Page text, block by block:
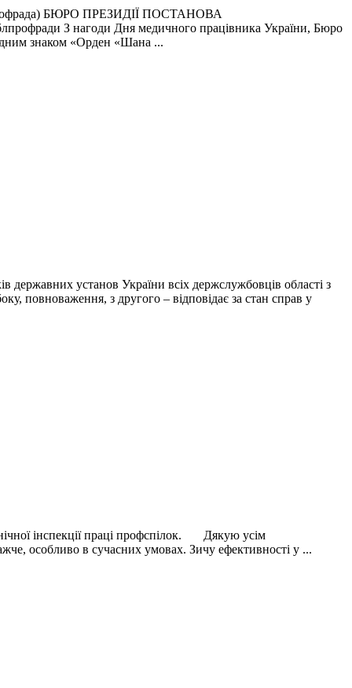
БЮРО ПРЕЗИДІЇ ПОСТАНОВА
З нагоди Дня медичного працівника України, Бюро
знаком «Орден «Шана ...
державних установ України всіх держслужбовців області з
повноваження, з другого – відповідає за стан справ у
інспекції праці профспілок. Дякую усім
особливо в сучасних умовах. Зичу ефективності у ...